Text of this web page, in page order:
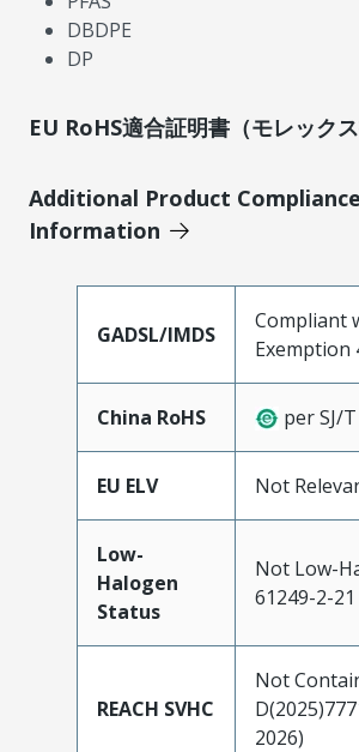
DBDPE
DP
EU RoHS適合証明書（モレックス
Additional Product Compliance
Information
GADSL/IMDS
Compliant
Exemption
China RoHS per SJ/
EU ELV Not
Low-
Halogen
Status
Not Low-
61249-2-21
REACH SVHC
Not
2026)